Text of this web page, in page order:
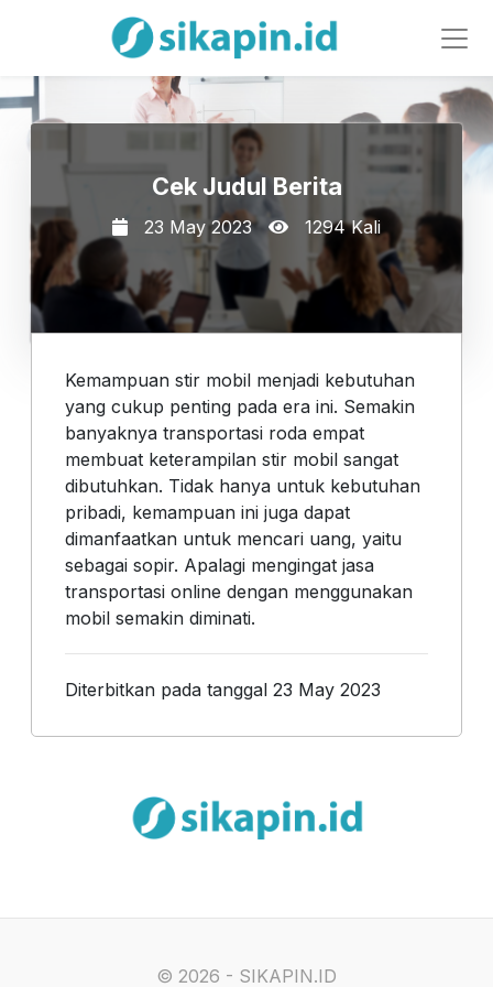
Cek Judul Berita
23 May 2023 1294 Kali
Kemampuan stir mobil menjadi kebutuhan
yang cukup penting pada era ini. Semakin
banyaknya transportasi roda empat
membuat keterampilan stir mobil sangat
dibutuhkan. Tidak hanya untuk kebutuhan
pribadi, kemampuan ini juga dapat
dimanfaatkan untuk mencari uang, yaitu
sebagai sopir. Apalagi mengingat jasa
transportasi online dengan menggunakan
mobil semakin diminati.
Diterbitkan pada tanggal 23 May 2023
© 2026 - SIKAPIN.ID